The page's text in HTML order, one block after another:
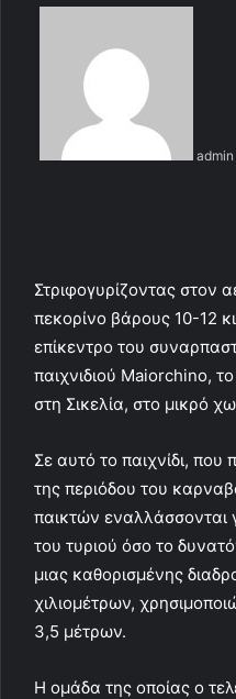
admin
Στριφογυρίζοντας στον
πεκορίνο βάρους 10-12
επίκεντρο του
παιχνιδιού Maiorchino,
στη Σικελία, στο μικρό
Σε αυτό το παιχνίδι, που
της περιόδου του
παικτών εναλλάσσονται
του τυριού όσο το
μιας καθορισμένης
χιλιομέτρων,
3,5 μέτρων.
H ομάδα της οποίας ο